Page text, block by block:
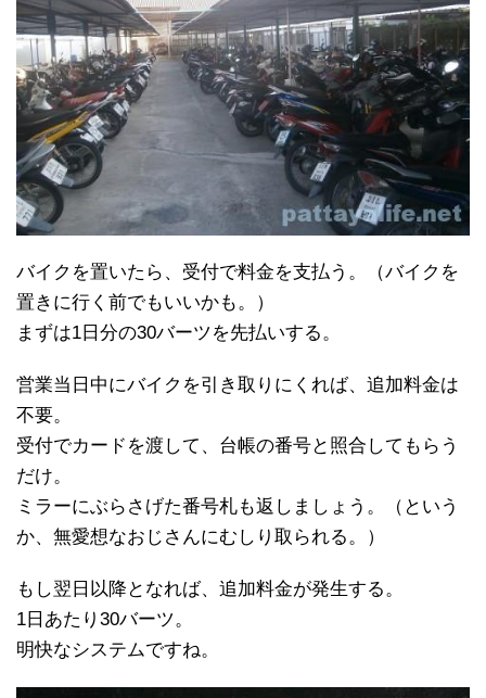
バイクを置いたら、受付で料金を支払う。（バイクを
置きに行く前でもいいかも。）
まずは1日分の30バーツを先払いする。
営業当日中にバイクを引き取りにくれば、追加料金は
不要。
受付でカードを渡して、台帳の番号と照合してもらう
だけ。
ミラーにぶらさげた番号札も返しましょう。（という
か、無愛想なおじさんにむしり取られる。）
もし翌日以降となれば、追加料金が発生する。
1日あたり30バーツ。
明快なシステムですね。